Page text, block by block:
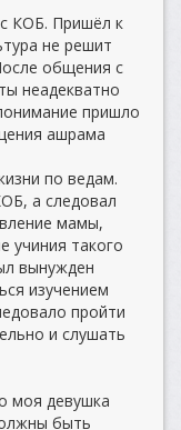
КОБ. Пришёл к
не решит
общения с
неадекватно
пришло
ашрама
по ведам.
а следовал
мамы,
учиния такого
вынужден
изучением
пройти
и слушать
моя девушка
быть